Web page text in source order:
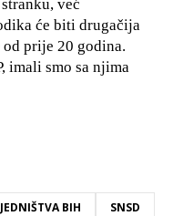
već
će biti drugačija
prije 20 godina.
imali smo sa njima
BIH SNSD